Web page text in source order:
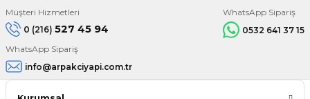
Müşteri Hizmetleri
0 (216) 527 45 94
WhatsApp Sipariş
0532 641 37 15
WhatsApp Sipariş
info@arpakciyapi.com.tr